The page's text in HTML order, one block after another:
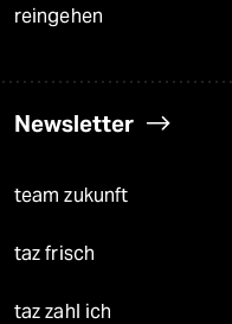
reingehen
Newsletter
team zukunft
taz frisch
taz zahl ich